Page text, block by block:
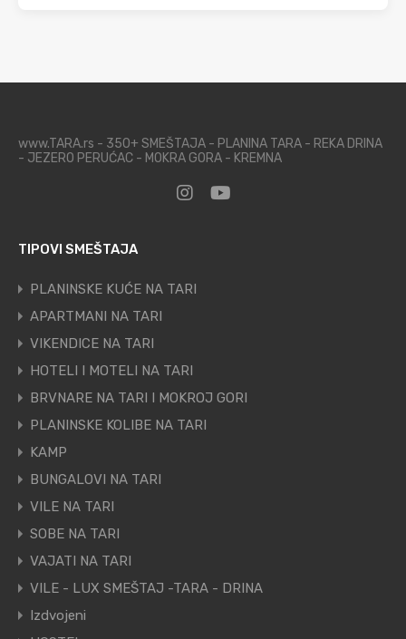
www.TARA.rs - 350+ SMEŠTAJA - PLANINA TARA - REKA DRINA
- JEZERO PERUĆAC - MOKRA GORA - KREMNA
TIPOVI SMEŠTAJA
PLANINSKE KUĆE NA TARI
APARTMANI NA TARI
VIKENDICE NA TARI
HOTELI I MOTELI NA TARI
BRVNARE NA TARI I MOKROJ GORI
PLANINSKE KOLIBE NA TARI
KAMP
BUNGALOVI NA TARI
VILE NA TARI
SOBE NA TARI
VAJATI NA TARI
VILE - LUX SMEŠTAJ -TARA - DRINA
Izdvojeni